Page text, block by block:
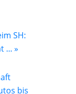
SH:
... »
bis